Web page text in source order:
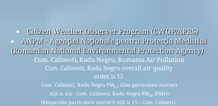
Citizen Weather Observer Program (CWOP/APRS)
ANPM - Agenţiei Naţionale pentru Protecţia Mediului
(Romanian National Environmental Protection Agency)
Com. Calinesti, Radu Negru, Romania Air Pollution
Com. Calinesti, Radu Negru overall air quality
index is 15
Com. Calinesti, Radu Negru PM2.5(fine particulate matter)
AQI is n/a - Com. Calinesti, Radu Negru PM10(PM10
(Respirable particulate matter)) AQI is 15 - Com. Calinesti,